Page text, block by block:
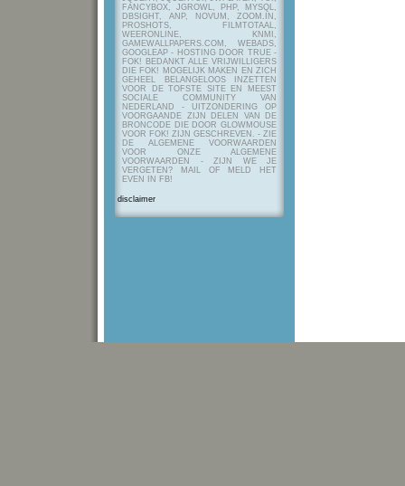
FANCYBOX, JGROWL, PHP, MYSQL,
DBSIGHT, ANP, NOVUM, ZOOM.IN,
PROSHOTS, FILMTOTAAL,
WEERONLINE, KNMI,
GAMEWALLPAPERS.COM, WEBADS,
GOOGLEAP - HOSTING DOOR TRUE -
FOK! BEDANKT ALLE VRIJWILLIGERS
DIE FOK! MOGELIJK MAKEN EN ZICH
GEHEEL BELANGELOOS INZETTEN
VOOR DE TOFSTE SITE EN MEEST
SOCIALE COMMUNITY VAN
NEDERLAND - UITZONDERING OP
VOORGAANDE ZIJN DELEN VAN DE
BRONCODE DIE DOOR GLOWMOUSE
VOOR FOK! ZIJN GESCHREVEN. - ZIE
DE ALGEMENE VOORWAARDEN
VOOR ONZE ALGEMENE
VOORWAARDEN - ZIJN WE JE
VERGETEN? MAIL OF MELD HET
EVEN IN FB!
disclaimer